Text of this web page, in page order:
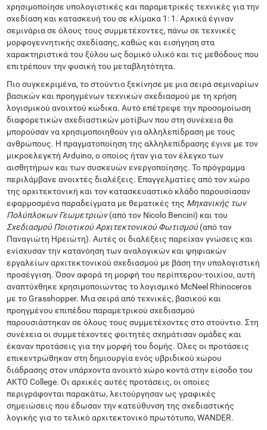
χρησιμοποίησε υπολογιστικές και παραμετρικές τεχνικές για την
σχεδίαση και κατασκευή του σε κλίμακα 1: 1. Αρχικά έγιναν
σεμινάρια σε όλους τους συμμετέχοντες, πάνω σε τεχνικές
μορφογεννητικής σχεδίασης, καθώς και εισήγηση στα
χαρακτηριστικά του ξύλου ως δομικό υλικό και τις μεθόδους που
επιτρέπουν την φυσική του μεταβλητότητα.
Πιο συγκεκριμένα, το στούντιο ξεκίνησε με μια σειρά σεμιναρίων
βασικών και προηγμένων τεχνικών σχεδιασμού με τη χρήση
λογισμικού ανοιχτού κώδικα. Αυτό επέτρεψε την προσομοίωση
διαφορετικών σχεδιαστικών μοτίβων που στη συνέχεια θα
μπορούσαν να χρησιμοποιηθούν για αλληλεπίδραση με τους
ανθρώπους. Η πραγματοποίηση της αλληλεπίδρασης έγινε με τον
μικροελεγκτή Arduino, ο οποίος ήταν για τον έλεγχο των
αισθητήρων και των συσκευών ενεργοποίησης. Το πρόγραμμα
περιλάμβανε ανοιχτές διαλέξεις. Επαγγελματίες από τον χώρο
της αρχιτεκτονική και τον κατασκευαστικό κλάδο παρουσίασαν
εφαρμοσμένα παραδείγματα με θεματικές της Μηχανικής των
Πολύπλοκων Γεωμετριών(από τον Nicolo Bencini) και του
Σχεδιασμού Ποιοτικού Αρχιτεκτονικού Φωτισμού(από τον
Παναγιώτη Ηρειώτη). Αυτές οι διαλέξεις παρείχαν γνώσεις και
ενίσχυσαν την κατανόηση των αναλογικών και ψηφιακών
εργαλείων αρχιτεκτονικού σχεδιασμού με βάση την υπολογιστική
προσέγγιση. Όσον αφορά τη μορφή του περίπτερου-τοιχίου, αυτή
αναπτύχθηκε χρησιμοποιώντας το λογισμικό McNeel Rhinoceros
με το Grasshopper. Μια σειρά από τεχνικές, βασικού και
προηγμένου επιπέδου παραμετρικού σχεδιασμού
παρουσιάστηκαν σε όλους τους συμμετέχοντες στο στούντιο. Στη
συνέχεια οι συμμετέχοντες φοιτητές σχημάτισαν ομάδες και
έκαναν προτάσεις για την μορφή του δομής. Όλες οι προτάσεις
επικεντρώθηκαν στη δημιουργία ενός υβριδικού χώρου
διάδρασης στον υπάρχοντα ανοιχτό χώρο κοντά στην είσοδο του
AKTO College. Οι αρχικές αυτές προτάσεις, οι οποίες
περιγράφονται παρακάτω, λειτούργησαν ως γραφικές
σημειώσεις που έδωσαν την κατεύθυνση της σχεδιαστικής
λογικής για το τελικό αρχιτεκτονικό πρωτότυπο, WANDER.